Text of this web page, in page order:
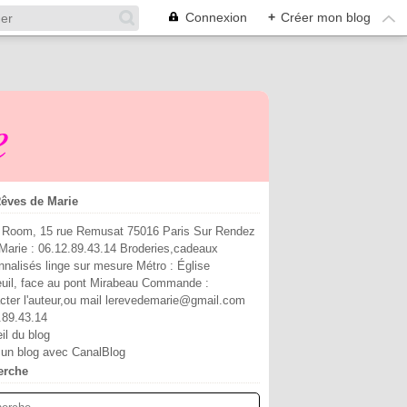
Connexion + Créer mon blog
de Marie
15 rue Remusat 75016 Paris Sur Rendez
: 06.12.89.43.14 Broderies,cadeaux
linge sur mesure Métro : Église
face au pont Mirabeau Commande :
l'auteur,ou mail lerevedemarie@gmail.com
du blog
blog avec CanalBlog